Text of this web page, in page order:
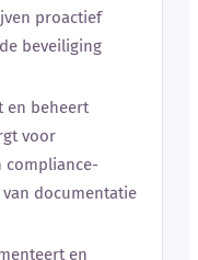
proactief
beveiliging
en beheert
voor
compliance-
documentatie
en